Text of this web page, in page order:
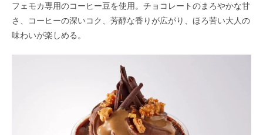
フェモカ専用のコーヒー豆を使用。チョコレートのまろやかな甘
さ、コーヒーの深いコク、芳醇な香りが広がり、ほろ苦い大人の
味わいが楽しめる。